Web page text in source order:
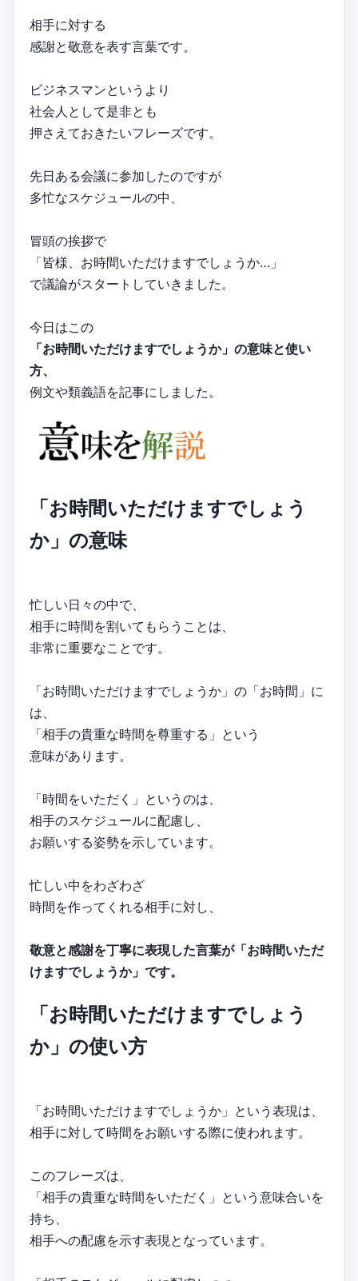
相手に対する
感謝と敬意を表す言葉です。
ビジネスマンというより
社会人として是非とも
押さえておきたいフレーズです。
先日ある会議に参加したのですが
多忙なスケジュールの中、
冒頭の挨拶で
「皆様、お時間いただけますでしょうか…」
で議論がスタートしていきました。
今日はこの
「お時間いただけますでしょうか」の意味と使い
方、
例文や類義語を記事にしました。
「お時間いただけますでしょう
か」の意味
忙しい日々の中で、
相手に時間を割いてもらうことは、
非常に重要なことです。
「お時間いただけますでしょうか」の「お時間」に
は、
「相手の貴重な時間を尊重する」という
意味があります。
「時間をいただく」というのは、
相手のスケジュールに配慮し、
お願いする姿勢を示しています。
忙しい中をわざわざ
時間を作ってくれる相手に対し、
敬意と感謝を丁寧に表現した言葉が「お時間いただ
けますでしょうか」です。
「お時間いただけますでしょう
か」の使い方
「お時間いただけますでしょうか」という表現は、
相手に対して時間をお願いする際に使われます。
このフレーズは、
「相手の貴重な時間をいただく」という意味合いを
持ち、
相手への配慮を示す表現となっています。